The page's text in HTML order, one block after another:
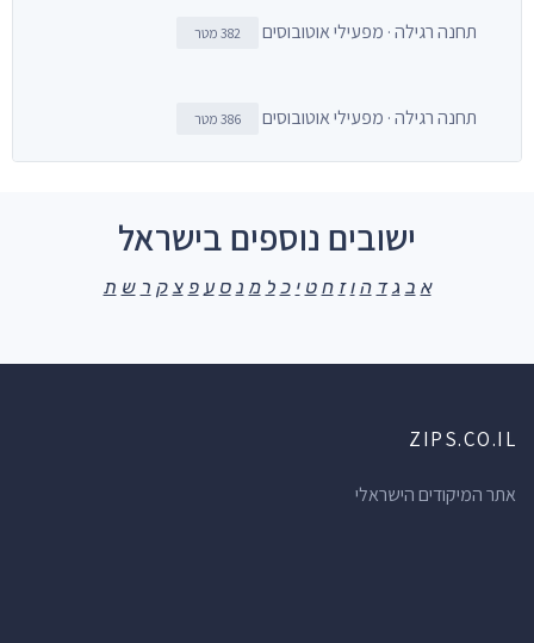
תחנה רגילה · מפעילי אוטובוסים 382 מטר
תחנה רגילה · מפעילי אוטובוסים 386 מטר
ישובים נוספים בישראל
א ב ג ד ה ו ז ח ט י כ ל מ נ ס ע פ צ ק ר ש ת
ZIPS.CO.IL
אתר המיקודים הישראלי